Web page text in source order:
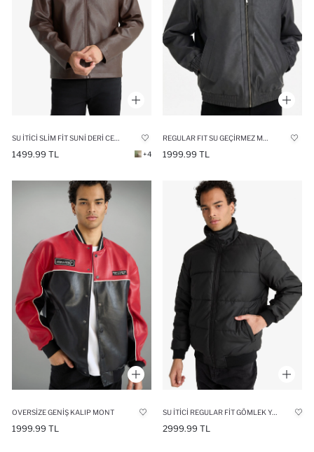
1499.99 TL +4 1999.99 TL
OVERSIZE GENIŞ KALIP MONT
1999.99 TL 2999.99 TL